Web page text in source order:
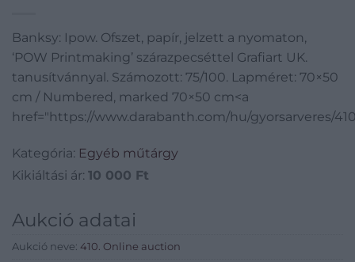
UK. tanusítvánnyal.
Számozott: 75/100.
Lapméret: 70×50 cm /
Numbered, marked
70×50 cm
Banksy: Ipow. Ofszet, papír, jelzett a nyomaton,
‘POW Printmaking’ szárazpecséttel Grafiart UK.
tanusítvánnyal. Számozott: 75/100. Lapméret: 70×50
cm / Numbered, marked 70×50 cm<a
href="https://www.darabanth.com/hu/gyorsarveres/
Kategória: Egyéb műtárgy
Kikiáltási ár: 10 000 Ft
Aukció adatai
Aukció neve: 410. Online auction